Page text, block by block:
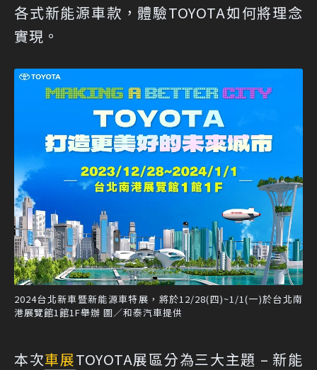
各式新能源車款，體驗TOYOTA如何將理念
實現。
2024台北新車暨新能源車特展，將於12/28(四)~1/1(一)於台北南
港展覽館1館1F舉辦 圖／和泰汽車提供
本次車展TOYOTA展區分為三大主題 – 新能